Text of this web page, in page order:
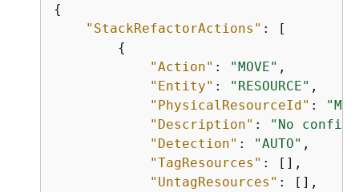
{
"StackRefactorActions" : [
{
"Action" : "MOVE" ,
"Entity" : "RESOURCE" ,
"PhysicalResourceId" :
"Description" :
"No
"Detection" : "AUTO" ,
"TagResources" : [],
"UntagResources" : [],